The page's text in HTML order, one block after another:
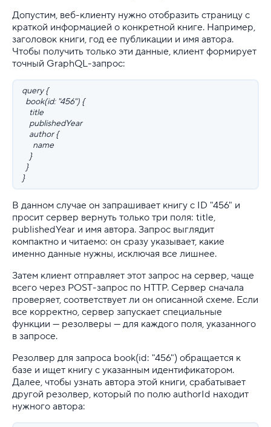
Допустим, веб-клиенту нужно отобразить страницу с
краткой информацией о конкретной книге. Например,
заголовок книги, год ее публикации и имя автора.
Чтобы получить только эти данные, клиент формирует
точный GraphQL-запрос:
query {
book(id: "456") {
title
publishedYear
author {
name
}
}
}
В данном случае он запрашивает книгу с ID "456" и
просит сервер вернуть только три поля: title,
publishedYear и имя автора. Запрос выглядит
компактно и читаемо: он сразу указывает, какие
именно данные нужны, исключая все лишнее.
Затем клиент отправляет этот запрос на сервер, чаще
всего через POST-запрос по HTTP. Сервер сначала
проверяет, соответствует ли он описанной схеме. Если
все корректно, сервер запускает специальные
функции — резолверы — для каждого поля, указанного
в запросе.
Резолвер для запроса book(id: "456") обращается к
базе и ищет книгу с указанным идентификатором.
Далее, чтобы узнать автора этой книги, срабатывает
другой резолвер, который по полю authorId находит
нужного автора: